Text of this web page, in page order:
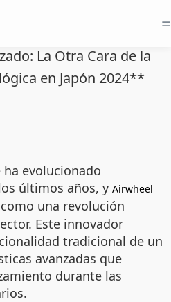
=
La Otra Cara de la
en Japón 2024**
ha evolucionado
últimos años, y Airwheel
una revolución
Este innovador
tradicional de un
avanzadas que
durante las